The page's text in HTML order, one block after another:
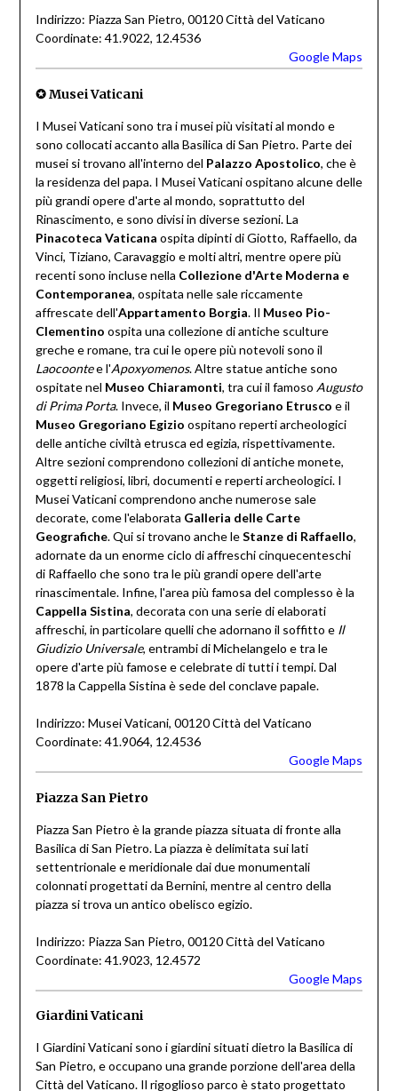
Indirizzo: Piazza San Pietro, 00120 Città del Vaticano
Coordinate: 41.9022, 12.4536
Google Maps
✪ Musei Vaticani
I Musei Vaticani sono tra i musei più visitati al mondo e
sono collocati accanto alla Basilica di San Pietro. Parte dei
musei si trovano all'interno del Palazzo Apostolico, che è
la residenza del papa. I Musei Vaticani ospitano alcune delle
più grandi opere d'arte al mondo, soprattutto del
Rinascimento, e sono divisi in diverse sezioni. La
Pinacoteca Vaticana ospita dipinti di Giotto, Raffaello, da
Vinci, Tiziano, Caravaggio e molti altri, mentre opere più
recenti sono incluse nella Collezione d'Arte Moderna e
Contemporanea, ospitata nelle sale riccamente
affrescate dell'Appartamento Borgia. Il Museo Pio-
Clementino ospita una collezione di antiche sculture
greche e romane, tra cui le opere più notevoli sono il
Laocoontee l'Apoxyomenos. Altre statue antiche sono
ospitate nel Museo Chiaramonti, tra cui il famoso Augusto
di Prima Porta. Invece, il Museo Gregoriano Etrusco e il
Museo Gregoriano Egizio ospitano reperti archeologici
delle antiche civiltà etrusca ed egizia, rispettivamente.
Altre sezioni comprendono collezioni di antiche monete,
oggetti religiosi, libri, documenti e reperti archeologici. I
Musei Vaticani comprendono anche numerose sale
decorate, come l'elaborata Galleria delle Carte
Geografiche. Qui si trovano anche leStanze di Raffaello,
adornate da un enorme ciclo di affreschi cinquecenteschi
di Raffaello che sono tra le più grandi opere dell'arte
rinascimentale. Infine, l'area più famosa del complesso è la
Cappella Sistina, decorata con una serie di elaborati
affreschi, in particolare quelli che adornano il soffitto e Il
Giudizio Universale, entrambi di Michelangelo e tra le
opere d'arte più famose e celebrate di tutti i tempi. Dal
1878 la Cappella Sistina è sede del conclave papale.
Indirizzo: Musei Vaticani, 00120 Città del Vaticano
Coordinate: 41.9064, 12.4536
Google Maps
Piazza San Pietro
Piazza San Pietro è la grande piazza situata di fronte alla
Basilica di San Pietro. La piazza è delimitata sui lati
settentrionale e meridionale dai due monumentali
colonnati progettati da Bernini, mentre al centro della
piazza si trova un antico obelisco egizio.
Indirizzo: Piazza San Pietro, 00120 Città del Vaticano
Coordinate: 41.9023, 12.4572
Google Maps
Giardini Vaticani
I Giardini Vaticani sono i giardini situati dietro la Basilica di
San Pietro, e occupano una grande porzione dell'area della
Città del Vaticano. Il rigoglioso parco è stato progettato